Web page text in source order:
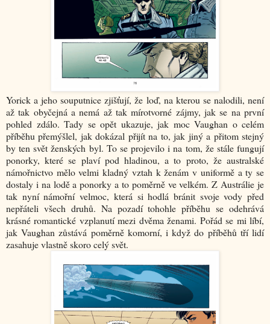
Yorick a jeho souputnice zjišťují, že loď, na kterou se nalodili, není
až tak obyčejná a nemá až tak mírotvorné zájmy, jak se na první
pohled zdálo. Tady se opět ukazuje, jak moc Vaughan o celém
příběhu přemýšlel, jak dokázal přijít na to, jak jiný a přitom stejný
by ten svět ženských byl. To se projevilo i na tom, že stále fungují
ponorky, které se plaví pod hladinou, a to proto, že australské
námořnictvo mělo velmi kladný vztah k ženám v uniformě a ty se
dostaly i na lodě a ponorky a to poměrně ve velkém. Z Austrálie je
tak nyní námořní velmoc, která si hodlá bránit svoje vody před
nepřáteli všech druhů. Na pozadí tohohle příběhu se odehrává
krásné romantické vzplanutí mezi dvěma ženami. Pořád se mi líbí,
jak Vaughan zůstává poměrně komorní, i když do příběhů tří lidí
zasahuje vlastně skoro celý svět.